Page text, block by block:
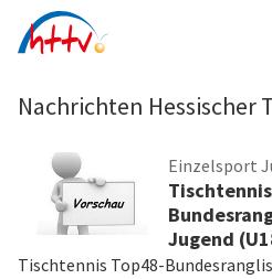
Inhalt
Nachrichten Hessischer
Einzelsport
Jugend
Tischtennis Top48-